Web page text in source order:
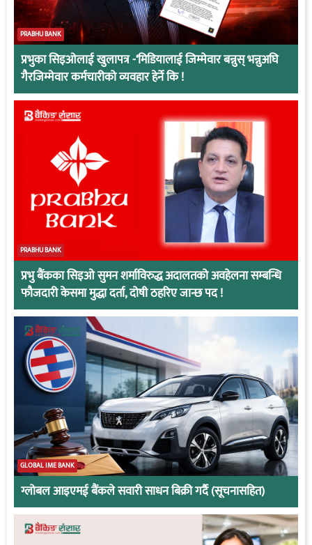
PRABHU BANK
प्रभुका सिइओलाई खुलापत्र -‘मिडियालाई जिम्मेवार बन्नुस् भन्नुअघि
गैरजिम्मेवार कर्मचारीको व्यवहार हेर्ने कि !
PRABHU BANK
प्रभु बैंकका सिइओ सुमन शर्माविरुद्ध अदालतको अवहेलना सम्बन्धि
फौजदारी केसमा मुद्धा दर्ता, दोषी ठहरिए जान्छ पद !
GLOBAL IME BANK
ग्लोबल आइएमई बैंकले सवारी साधन बिक्री गर्दै (सूचनासहित)